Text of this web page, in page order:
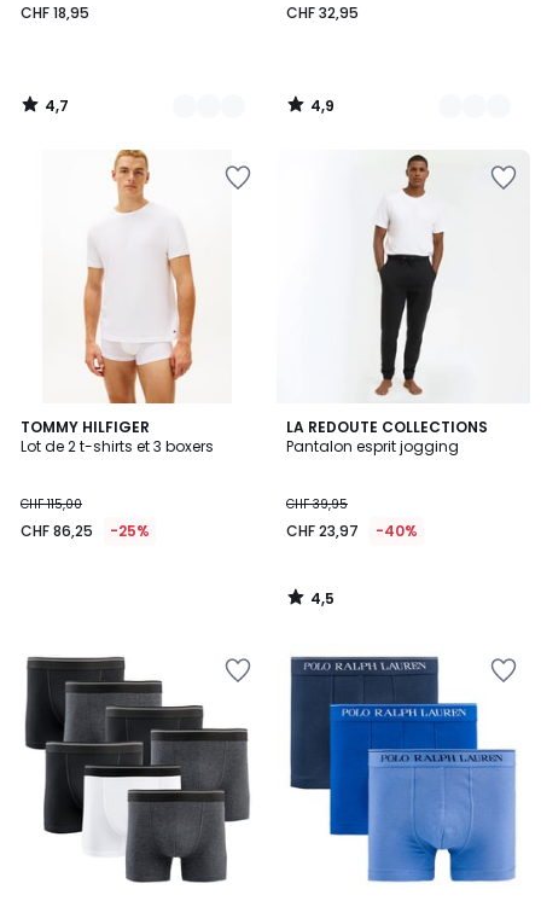
CHF 18,95
4,7
/
CHF 32,95
4,9
/
TOMMY HILFIGER
Lot de 2 t-shirts et 3 boxers
CHF 115,00
CHF 86,25 -25%
LA REDOUTE COLLECTIONS
Pantalon esprit jogging
CHF 39,95
CHF 23,97 -40%
4,5
/ 5
4,5
/